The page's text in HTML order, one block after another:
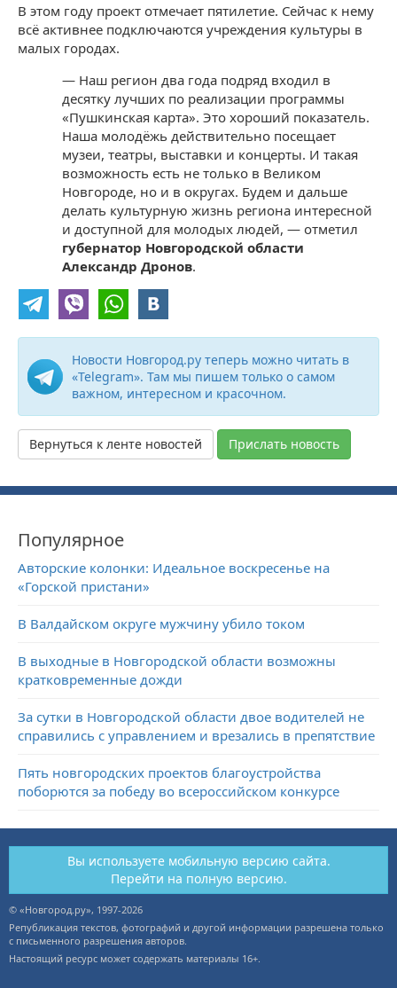
В этом году проект отмечает пятилетие. Сейчас к нему
всё активнее подключаются учреждения культуры в
малых городах.
— Наш регион два года подряд входил в
десятку лучших по реализации программы
«Пушкинская карта». Это хороший показатель.
Наша молодёжь действительно посещает
музеи, театры, выставки и концерты. И такая
возможность есть не только в Великом
Новгороде, но и в округах. Будем и дальше
делать культурную жизнь региона интересной
и доступной для молодых людей, — отметил
губернатор Новгородской области
Александр Дронов.
Новости Новгород.ру теперь можно читать в
«Telegram». Там мы пишем только о самом
важном, интересном и красочном.
Вернуться к ленте новостей Прислать новость
Популярное
Авторские колонки: Идеальное воскресенье на
«Горской пристани»
В Валдайском округе мужчину убило током
В выходные в Новгородской области возможны
кратковременные дожди
За сутки в Новгородской области двое водителей не
справились с управлением и врезались в препятствие
Пять новгородских проектов благоустройства
поборются за победу во всероссийском конкурсе
Вы используете мобильную версию сайта.
Перейти на полную версию.
© «Новгород.ру», 1997-2026
Републикация текстов, фотографий и другой информации разрешена только
с письменного разрешения авторов.
Настоящий ресурс может содержать материалы 16+.